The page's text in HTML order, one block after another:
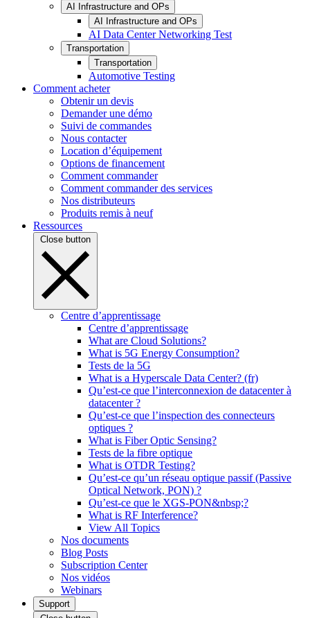
AI Infrastructure and OPs
AI Infrastructure and OPs
AI Data Center Networking Test
Transportation
Transportation
Automotive Testing
Comment acheter
Obtenir un devis
Demander une démo
Suivi de commandes
Nous contacter
Location d’équipement
Options de financement
Comment commander
Comment commander des services
Nos distributeurs
Produits remis à neuf
Ressources
Close button
Centre d’apprentissage
Centre d’apprentissage
What are Cloud Solutions?
What is 5G Energy Consumption?
Tests de la 5G
What is a Hyperscale Data Center? (fr)
Qu’est-ce que l’interconnexion de datacenter à
datacenter ?
Qu’est-ce que l’inspection des connecteurs
optiques ?
What is Fiber Optic Sensing?
Tests de la fibre optique
What is OTDR Testing?
Qu’est-ce qu’un réseau optique passif (Passive
Optical Network, PON) ?
Qu’est-ce que le XGS-PON&nbsp;?
What is RF Interference?
View All Topics
Nos documents
Blog Posts
Subscription Center
Nos vidéos
Webinars
Support